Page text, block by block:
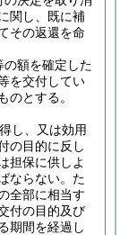
関し、既に補
その返還を命
額を確定した
を交付してい
のとする。
し、又は効用
の目的に反し
担保に供しよ
ならない。 た
全部に相当す
付の目的及び
期間を経過し